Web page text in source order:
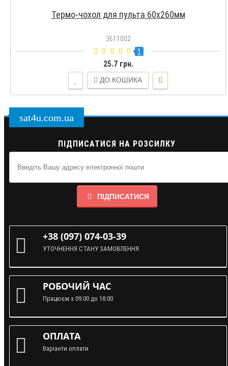
Термо-чохол для пульта 60х260мм
3611002
1
25.7 грн.
ДО КОШИКА
sat4u.com.ua
ПІДПИСАТИСЯ НА РОЗСИЛКУ
ПІДПИСАТИСЯ
+38 (097) 074-03-39
УТОЧНЕННЯ СТАНУ ЗАМОВЛЕННЯ
РОБОЧИЙ ЧАС
Працюєм з 09:00 до 18:00
ОПЛАТА
Варіанти оплати